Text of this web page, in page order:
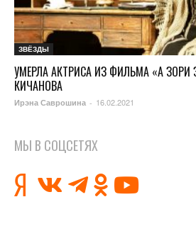
ЗВЁЗДЫ
УМЕРЛА АКТРИСА ИЗ ФИЛЬМА «А ЗОРИ
КИЧАНОВА
Ирэна Саврошина - 16.02.2021
МЫ В СОЦСЕТЯХ